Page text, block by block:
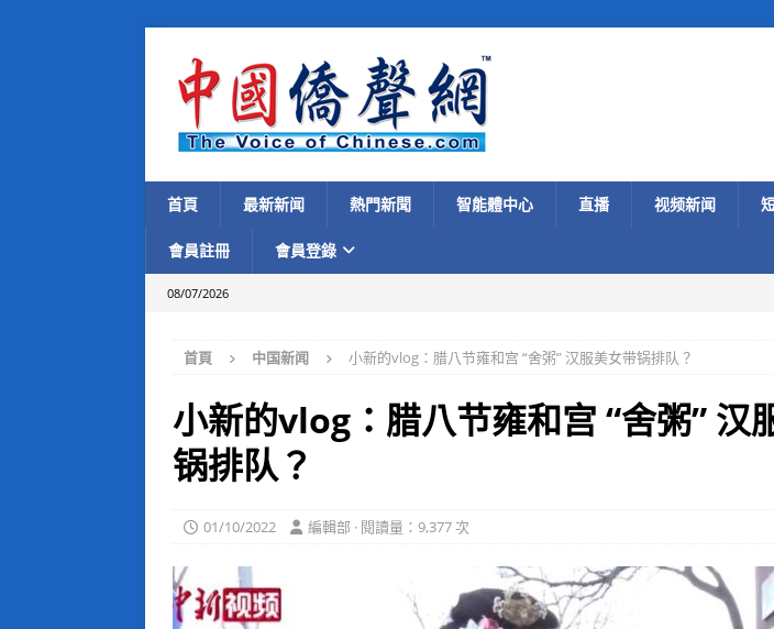
首頁 最新新闻 熱門新聞 智能體中心 直播 视频新闻
會員註冊 會員登錄
08/07/2026
首頁 中国新闻 小新的vlog：腊八节雍和宫 “舍粥” 汉服美女带锅排队？
小新的vlog：腊八节雍和宫 “舍粥” 汉
锅排队？
01/10/2022 編輯部 · 閱讀量：9,377 次